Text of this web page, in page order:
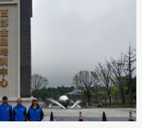
电学院
空气治理圆满完成浙江水利
学院西食堂进行了空气治理
日圆满完成。浙江水...